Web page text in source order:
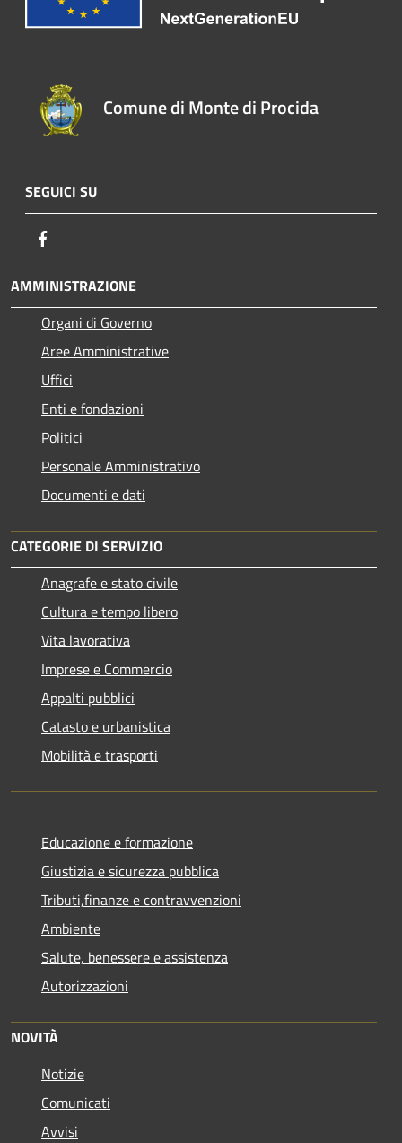
Comune di Monte di Procida
SEGUICI SU
AMMINISTRAZIONE
Organi di Governo
Aree Amministrative
Uffici
Enti e fondazioni
Politici
Personale Amministrativo
Documenti e dati
CATEGORIE DI SERVIZIO
Anagrafe e stato civile
Cultura e tempo libero
Vita lavorativa
Imprese e Commercio
Appalti pubblici
Catasto e urbanistica
Mobilità e trasporti
Educazione e formazione
Giustizia e sicurezza pubblica
Tributi,finanze e contravvenzioni
Ambiente
Salute, benessere e assistenza
Autorizzazioni
NOVITÀ
Notizie
Comunicati
Avvisi